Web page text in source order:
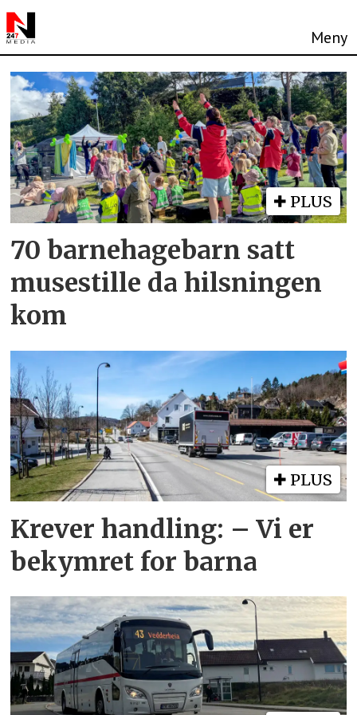
Tag:
vedderheia
PLUS
70 barnehagebarn satt
musestille da hilsningen
kom
PLUS
Krever handling: – Vi er
bekymret for barna